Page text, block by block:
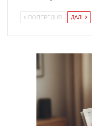
ПОПЕРЕДНЯ ДАЛІ